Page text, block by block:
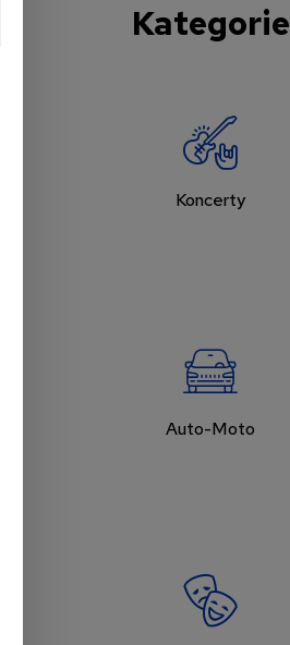
Kategorie
Koncerty
Auto-Moto